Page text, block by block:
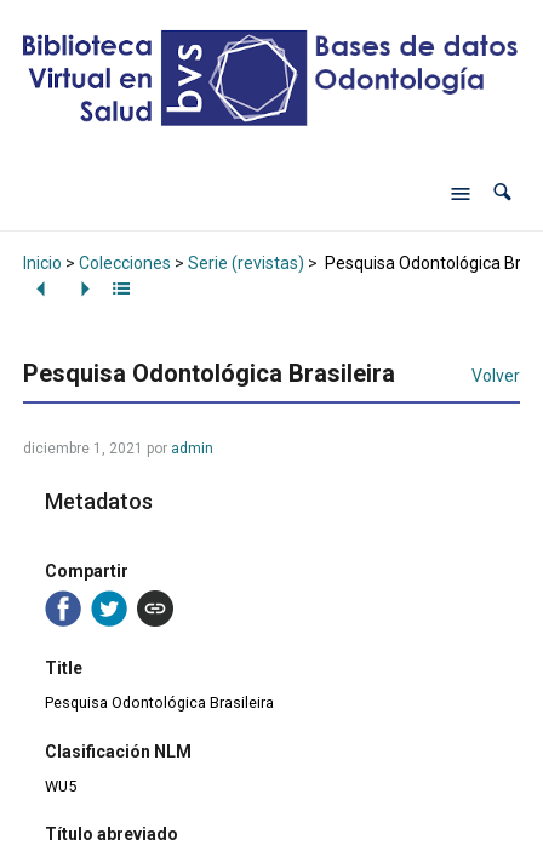
Inicio > Colecciones > Serie (revistas) > Pesquisa Odontológica
Pesquisa Odontológica Brasileira Volver
diciembre 1, 2021 por admin
Metadatos
Compartir
Title
Pesquisa Odontológica Brasileira
Clasificación NLM
WU5
Título abreviado